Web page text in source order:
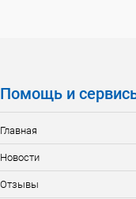
Помощь и
Главная
Новости
Отзывы